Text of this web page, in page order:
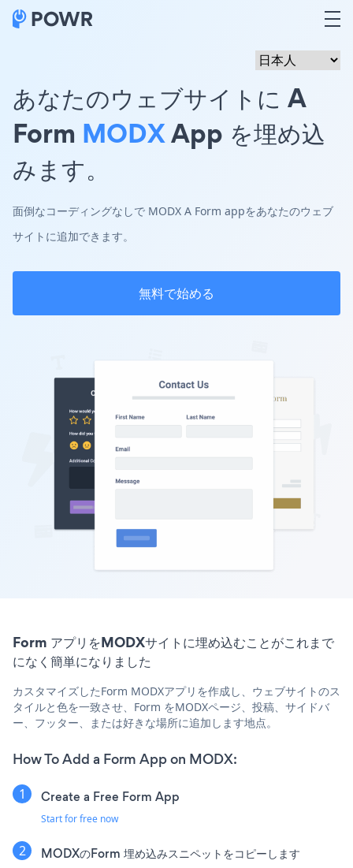
あなたのウェブサイトに A
Form MODXApp を埋め込
みます。
面倒なコーディングなしで MODX A Form appをあなたのウェブ
サイトに追加できます。
無料で始める
Form アプリをMODXサイトに埋め込むことがこれまで
になく簡単になりました
カスタマイズしたForm MODXアプリを作成し、ウェブサイトのス
タイルと色を一致させ、Form をMODXページ、投稿、サイドバ
ー、フッター、または好きな場所に追加します地点。
How To Add a Form App on MODX:
Create a Free Form App
Start for free now
MODXのForm 埋め込みスニペットをコピーします